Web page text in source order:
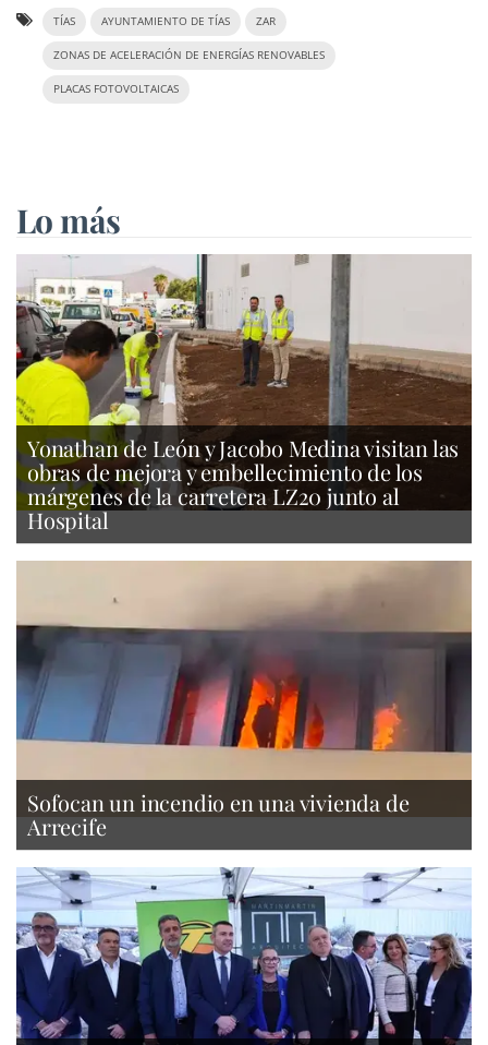
TÍAS AYUNTAMIENTO DE TÍAS ZAR
ZONAS DE ACELERACIÓN DE ENERGÍAS RENOVABLES
PLACAS FOTOVOLTAICAS
Lo más
Yonathan de León y Jacobo Medina visitan las
obras de mejora y embellecimiento de los
márgenes de la carretera LZ20 junto al
Hospital
Sofocan un incendio en una vivienda de
Arrecife